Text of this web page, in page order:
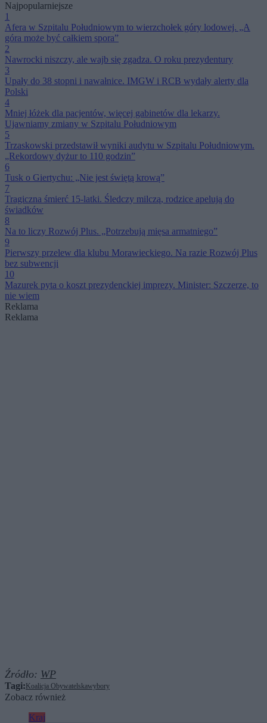
Najpopularniejsze
1
Afera w Szpitalu Południowym to wierzchołek góry lodowej. „A
góra może być całkiem spora”
2
Nawrocki niszczy, ale wajb się zgadza. O roku prezydentury
3
Upały do 38 stopni i nawałnice. IMGW i RCB wydały alerty dla
Polski
4
Mniej łóżek dla pacjentów, więcej gabinetów dla lekarzy.
Ujawniamy zmiany w Szpitalu Południowym
5
Trzaskowski przedstawił wyniki audytu w Szpitalu Południowym.
„Rekordowy dyżur to 110 godzin”
6
Tusk o Giertychu: „Nie jest świętą krową”
7
Tragiczna śmierć 15-latki. Śledczy milczą, rodzice apelują do
świadków
8
Na to liczy Rozwój Plus. „Potrzebują mięsa armatniego”
9
Pierwszy przelew dla klubu Morawieckiego. Na razie Rozwój Plus
bez subwencji
10
Mazurek pyta o koszt prezydenckiej imprezy. Minister: Szczerze, to
nie wiem
Reklama
Reklama
Źródło: WP
Tagi: Koalicja Obywatelskawybory
Zobacz również
Kraj